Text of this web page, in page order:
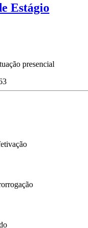
Estágio
presencial